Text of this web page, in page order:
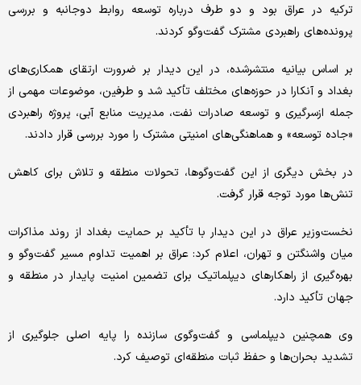
ترکیه در عراق بود و دو طرف درباره توسعه روابط دوجانبه و بررسی
پرونده‌های راهبردی مشترک گفت‌وگو کردند.
بر اساس بیانیه منتشرشده، در این دیدار بر ضرورت ارتقای همکاری‌های
بغداد و آنکارا در حوزه‌های مختلف تأکید شد و طرفین، موضوعات مهمی از
جمله ازسرگیری و توسعه صادرات نفت، مدیریت منابع آبی، پروژه راهبردی
«جاده توسعه» و هماهنگی‌های امنیتی مشترک را مورد بررسی قرار دادند.
در بخش دیگری از این گفت‌وگوها، تحولات منطقه و تلاش‌ برای کاهش
تنش‌ها مورد توجه قرار گرفت.
نخست‌وزیر عراق در این دیدار با تأکید بر حمایت بغداد از روند مذاکرات
میان واشنگتن و تهران، اعلام کرد: عراق بر اهمیت تداوم مسیر گفت‌وگو و
بهره‌گیری از راهکارهای دیپلماتیک برای تضمین امنیت پایدار در منطقه و
جهان تأکید دارد.
وی همچنین دیپلماسی و گفت‌وگوی سازنده را پایه اصلی جلوگیری از
تشدید بحران‌ها و حفظ ثبات منطقه‌ای توصیف کرد.